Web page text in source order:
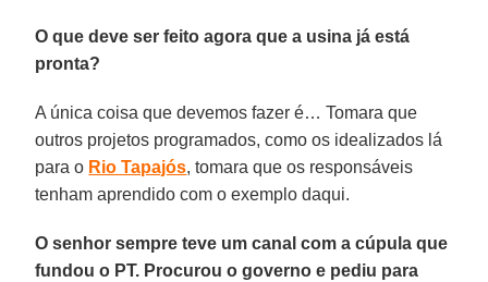
O que deve ser feito agora que a usina já está
pronta?
A única coisa que devemos fazer é… Tomara que
outros projetos programados, como os idealizados lá
para o Rio Tapajós, tomara que os responsáveis
tenham aprendido com o exemplo daqui.
O senhor sempre teve um canal com a cúpula que
fundou o PT. Procurou o governo e pediu para